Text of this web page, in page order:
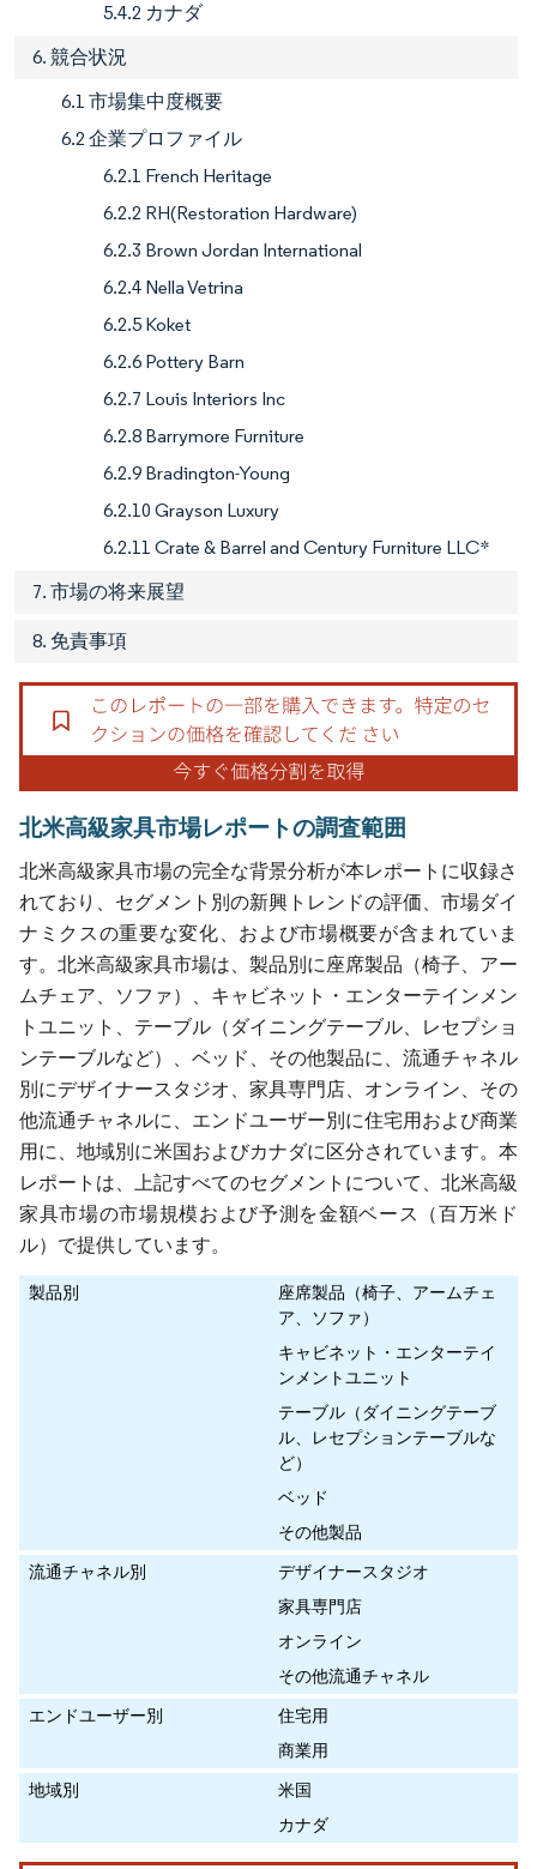
5.4.2 カナダ
6. 競合状況
6.1 市場集中度概要
6.2 企業プロファイル
6.2.1 French Heritage
6.2.2 RH(Restoration Hardware)
6.2.3 Brown Jordan International
6.2.4 Nella Vetrina
6.2.5 Koket
6.2.6 Pottery Barn
6.2.7 Louis Interiors Inc
6.2.8 Barrymore Furniture
6.2.9 Bradington-Young
6.2.10 Grayson Luxury
6.2.11 Crate & Barrel and Century Furniture LLC*
7. 市場の将来展望
8. 免責事項
北米高級家具市場レポートの調査範囲
北米高級家具市場の完全な背景分析が本レポートに収録さ
れており、セグメント別の新興トレンドの評価、市場ダイ
ナミクスの重要な変化、および市場概要が含まれていま
す。北米高級家具市場は、製品別に座席製品（椅子、アー
ムチェア、ソファ）、キャビネット・エンターテインメン
トユニット、テーブル（ダイニングテーブル、レセプショ
ンテーブルなど）、ベッド、その他製品に、流通チャネル
別にデザイナースタジオ、家具専門店、オンライン、その
他流通チャネルに、エンドユーザー別に住宅用および商業
用に、地域別に米国およびカナダに区分されています。本
レポートは、上記すべてのセグメントについて、北米高級
家具市場の市場規模および予測を金額ベース（百万米ド
ル）で提供しています。
製品別
座席製品（椅子、アームチェ
ア、ソファ）
キャビネット・エンターテイ
ンメントユニット
テーブル（ダイニングテーブ
ル、レセプションテーブルな
ど）
ベッド
その他製品
流通チャネル別
デザイナースタジオ
家具専門店
オンライン
その他流通チャネル
エンドユーザー別
住宅用
商業用
地域別
米国
カナダ